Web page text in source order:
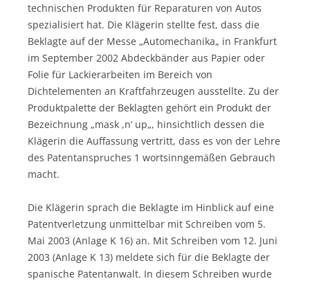
technischen Produkten für Reparaturen von Autos
spezialisiert hat. Die Klägerin stellte fest, dass die
Beklagte auf der Messe „Automechanika„ in Frankfurt
im September 2002 Abdeckbänder aus Papier oder
Folie für Lackierarbeiten im Bereich von
Dichtelementen an Kraftfahrzeugen ausstellte. Zu der
Produktpalette der Beklagten gehört ein Produkt der
Bezeichnung „mask ,n‘ up„, hinsichtlich dessen die
Klägerin die Auffassung vertritt, dass es von der Lehre
des Patentanspruches 1 wortsinngemäßen Gebrauch
macht.
Die Klägerin sprach die Beklagte im Hinblick auf eine
Patentverletzung unmittelbar mit Schreiben vom 5.
Mai 2003 (Anlage K 16) an. Mit Schreiben vom 12. Juni
2003 (Anlage K 13) meldete sich für die Beklagte der
spanische Patentanwalt. In diesem Schreiben wurde